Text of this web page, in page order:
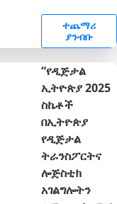
ተጨማሪ
ያንብቡ
“የዲጅታል
ኢትዮጵያ 2025
ስኬቶች
በኢትዮጵያ
የዲጅታል
ትራንስፖርትና
ሎጅስቲክ
አገልግሎትን